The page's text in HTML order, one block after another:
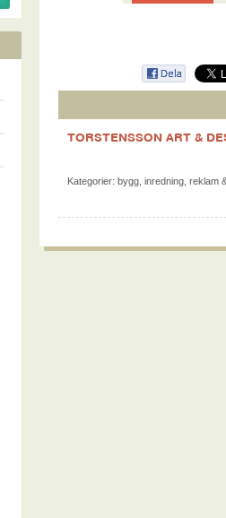
TORSTENSSON ART &
Kategorier: bygg inredning reklam